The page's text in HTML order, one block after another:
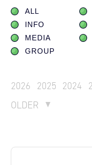
ALL
INFO
MEDIA
GROUP
2026 2025 2024
OLDER